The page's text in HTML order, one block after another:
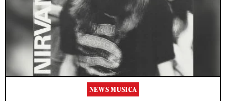
NEWS MUSICA